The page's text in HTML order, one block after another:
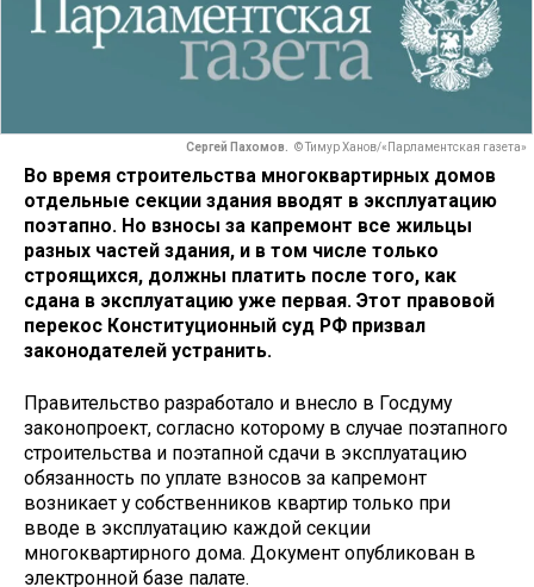
Сергей Пахомов. © Тимур Ханов/«Парламентская газета»
Во время строительства многоквартирных домов
отдельные секции здания вводят в эксплуатацию
поэтапно. Но взносы за капремонт все жильцы
разных частей здания, и в том числе только
строящихся, должны платить после того, как
сдана в эксплуатацию уже первая. Этот правовой
перекос Конституционный суд РФ призвал
законодателей устранить.
Правительство разработало и внесло в Госдуму
законопроект, согласно которому в случае поэтапного
строительства и поэтапной сдачи в эксплуатацию
обязанность по уплате взносов за капремонт
возникает у собственников квартир только при
вводе в эксплуатацию каждой секции
многоквартирного дома. Документ опубликован в
электронной базе палате.